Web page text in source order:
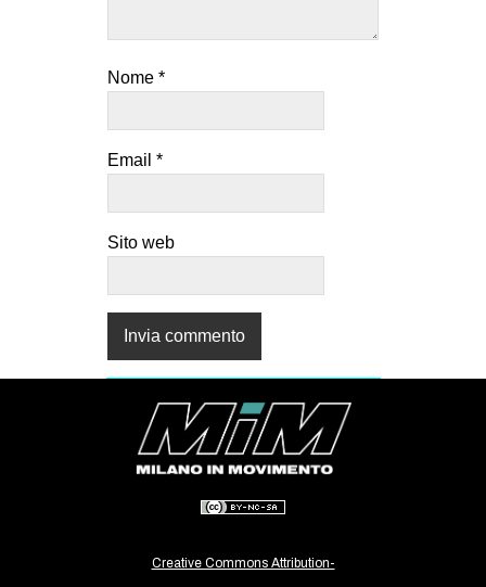
Nome *
Email *
Sito web
Creative Commons Attribution-